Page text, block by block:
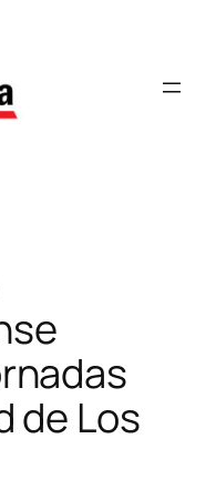
de Los